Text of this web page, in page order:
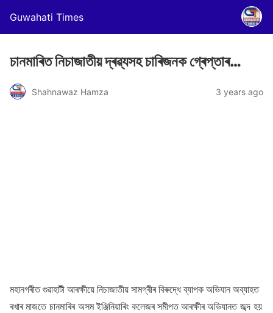
Guwahati Times
চানমাৰিত নিচাজাতীয় দ্ৰৱ্যসহ চাৰিজনক গ্ৰেপ্তাৰ…
Shahnawaz Hamza 3 years ago
মহানগৰীত গুৱাহাটী আৰক্ষীয়ে নিচাজাতীয় সামগ্ৰীৰ বিৰুদ্ধে ব্যাপক অভিযান অব্যাহত
ৰখাৰ মাজতে চানমাৰিৰ অসম ইঞ্জিনিয়াৰিং কলেজৰ সমীপত আৰক্ষীৰ অভিযানত জব্দ হয়